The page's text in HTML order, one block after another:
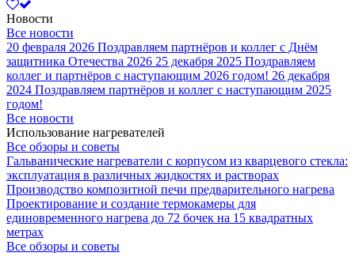
Новости
Все новости
20 февраля 2026 Поздравляем партнёров и коллег с Днём
защитника Отечества 2026 25 декабря 2025 Поздравляем
коллег и партнёров с наступающим 2026 годом! 26 декабря
2024 Поздравляем партнёров и коллег с наступающим 2025
годом!
Все новости
Использование нагревателей
Все обзоры и советы
Гальванические нагреватели с корпусом из кварцевого стекла:
эксплуатация в различных жидкостях и растворах
Производство композитной печи предварительного нагрева
Проектирование и создание термокамеры для
единовременного нагрева до 72 бочек на 15 квадратных
метрах
Все обзоры и советы